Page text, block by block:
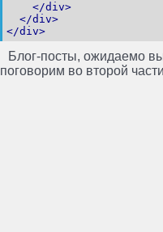
</div>
</div>
</div>
Блог-посты, ожидаемо
поговорим во второй